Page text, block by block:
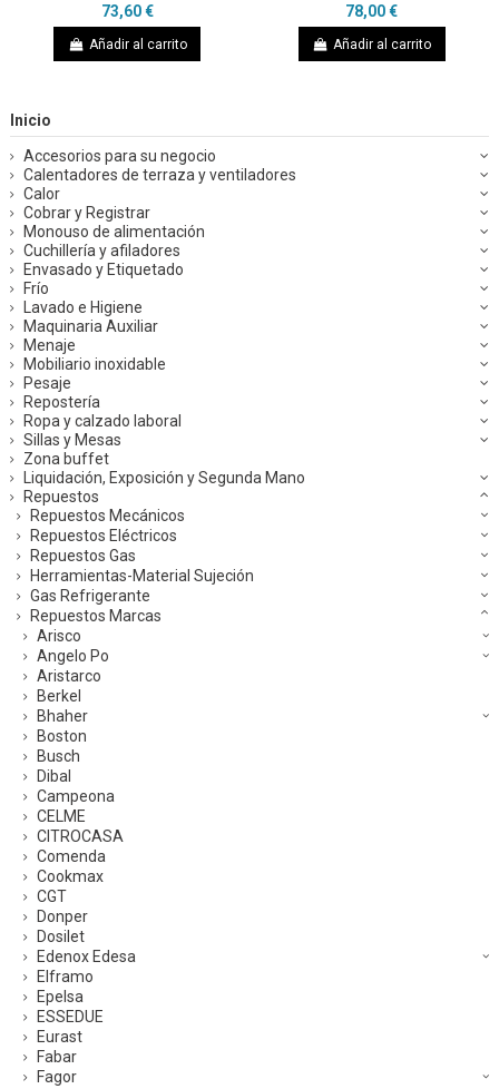
73,60 €
Añadir al carrito
78,00 €
Añadir al carrito
Inicio
Accesorios para su negocio
Calentadores de terraza y ventiladores
Calor
Cobrar y Registrar
Monouso de alimentación
Cuchillería y afiladores
Envasado y Etiquetado
Frío
Lavado e Higiene
Maquinaria Auxiliar
Menaje
Mobiliario inoxidable
Pesaje
Repostería
Ropa y calzado laboral
Sillas y Mesas
Zona buffet
Liquidación, Exposición y Segunda Mano
Repuestos
Repuestos Mecánicos
Repuestos Eléctricos
Repuestos Gas
Herramientas-Material Sujeción
Gas Refrigerante
Repuestos Marcas
Arisco
Angelo Po
Aristarco
Berkel
Bhaher
Boston
Busch
Dibal
Campeona
CELME
CITROCASA
Comenda
Cookmax
CGT
Donper
Dosilet
Edenox Edesa
Elframo
Epelsa
ESSEDUE
Eurast
Fabar
Fagor